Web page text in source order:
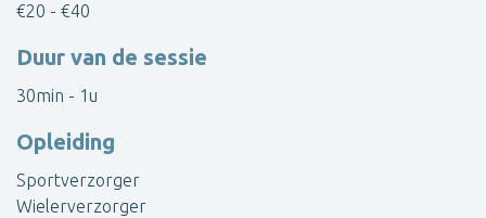
€20 - €40
Duur van de sessie
30min - 1u
Opleiding
Sportverzorger
Wielerverzorger